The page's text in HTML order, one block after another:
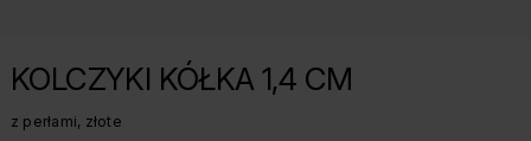
KOLCZYKI KÓŁKA 1,4 CM
z perłami, złote